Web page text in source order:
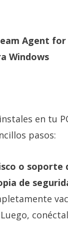
Agent
Windows
en tu
pasos:
o soporte
de